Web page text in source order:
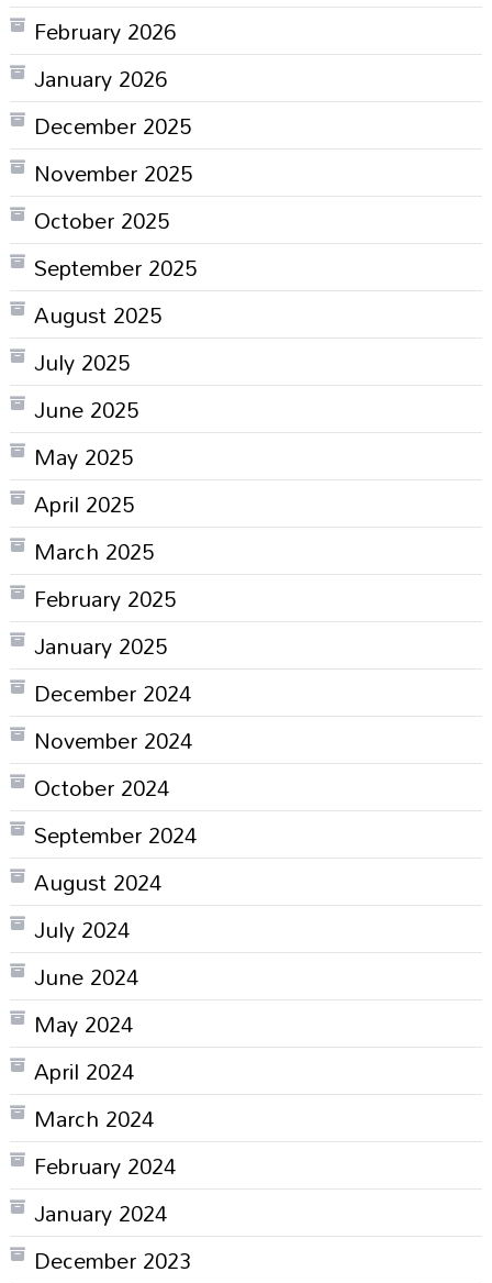
February 2026
January 2026
December 2025
November 2025
October 2025
September 2025
August 2025
July 2025
June 2025
May 2025
April 2025
March 2025
February 2025
January 2025
December 2024
November 2024
October 2024
September 2024
August 2024
July 2024
June 2024
May 2024
April 2024
March 2024
February 2024
January 2024
December 2023